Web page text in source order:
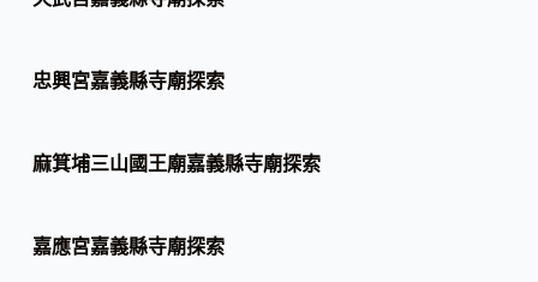
忠興宮嘉義縣寺廟探索
麻箕埔三山國王廟嘉義縣寺廟探索
嘉應宮嘉義縣寺廟探索